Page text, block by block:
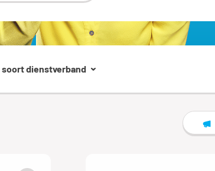
soort dienstverband